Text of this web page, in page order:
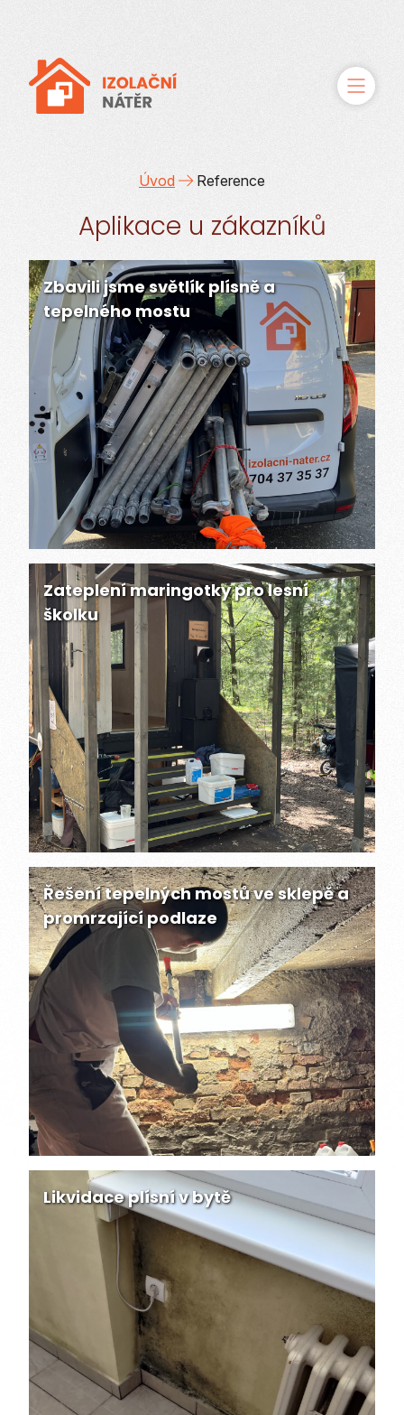
Úvod Reference
Aplikace u zákazníků
Zbavili jsme světlík plísně a
tepelného mostu
Zateplení maringotky pro lesní
školku
Řešení tepelných mostů ve sklepě a
promrzající podlaze
Likvidace plísní v bytě
Služby
Případové studie
Reference
Kontakty